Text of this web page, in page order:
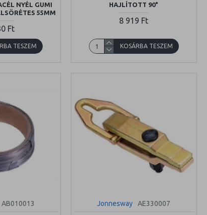
NYÉL GUMI
55MM
Ft
TESZEM
HAJLÍTOTT 90°
8 919 Ft
KOSÁRBA TESZEM
AB010013 Jonnesway AE330007